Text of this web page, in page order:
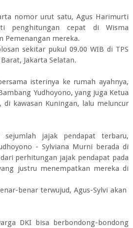
nomor urut satu, Agus Harimurti
penghitungan cepat di Wisma
Pemenangan mereka.
sekitar pukul 09.00 WIB di TPS
Jakarta Selatan.
isterinya ke rumah ayahnya,
Yudhoyono, yang juga Ketua
kawasan Kuningan, lalu meluncur
sejumlah jajak pendapat terbaru,
- Sylviana Murni berada di
perhitungan jajak pendapat pada
justru menempatkan mereka di
benar terwujud, Agus-Sylvi akan
DKI bisa berbondong-bondong